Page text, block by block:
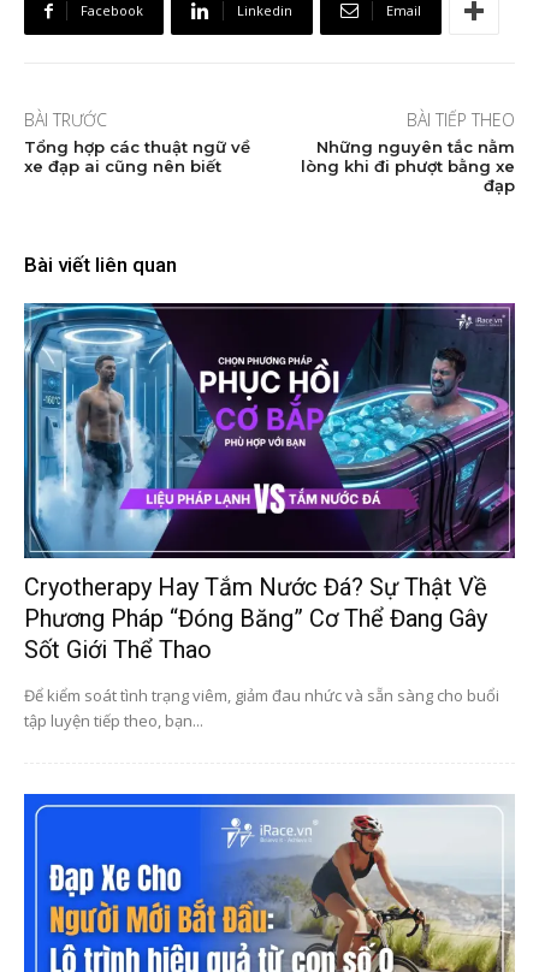
Facebook Linkedin Email
BÀI TRƯỚC
Tổng hợp các thuật ngữ về
xe đạp ai cũng nên biết
BÀI TIẾP THEO
Những nguyên tắc nằm
lòng khi đi phượt bằng xe
đạp
Bài viết liên quan
Cryotherapy Hay Tắm Nước Đá? Sự Thật Về
Phương Pháp “Đóng Băng” Cơ Thể Đang Gây
Sốt Giới Thể Thao
Để kiểm soát tình trạng viêm, giảm đau nhức và sẵn sàng cho buổi
tập luyện tiếp theo, bạn...